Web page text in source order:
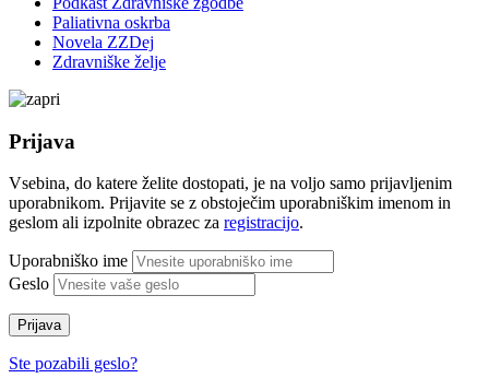
Paliativna oskrba
Novela ZZDej
Zdravniške želje
Prijava
Vsebina, do katere želite dostopati, je na voljo samo prijavljenim
uporabnikom. Prijavite se z obstoječim uporabniškim imenom in
geslom ali izpolnite obrazec za registracijo.
Uporabniško ime
Geslo
Prijava
Ste pozabili geslo?